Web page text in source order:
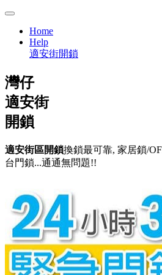
Home
Help
適安街開鎖
灣仔
適安街
開鎖
適安街區開鎖換鎖最可靠, 家居鎖/
台門鎖...通通無問題!!